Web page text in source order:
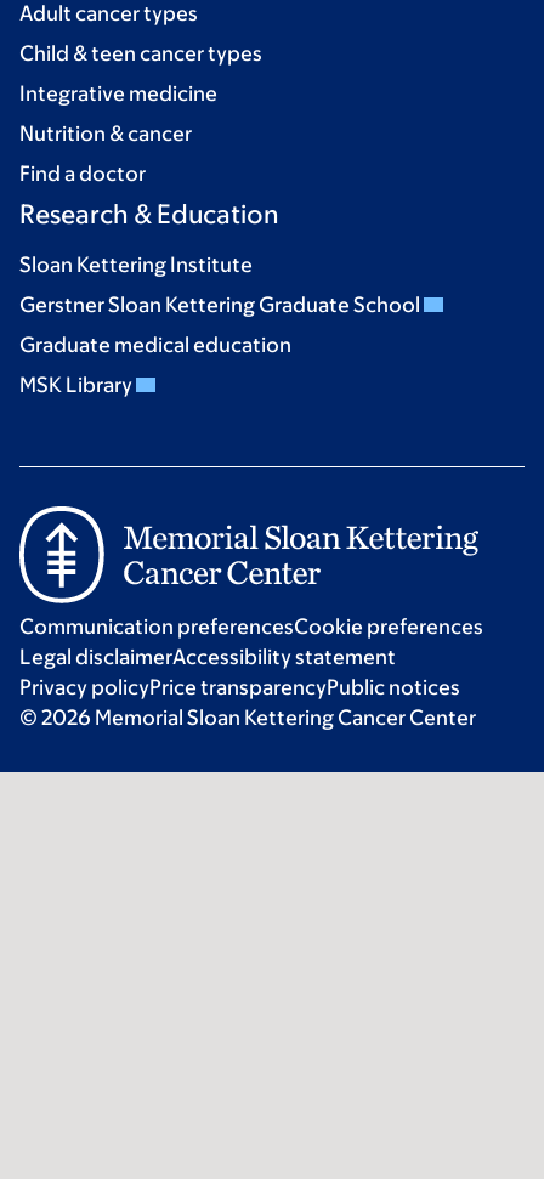
Adult cancer types
Child & teen cancer types
Integrative medicine
Nutrition & cancer
Find a doctor
Research & Education
Sloan Kettering Institute
Gerstner Sloan Kettering Graduate School
Graduate medical education
MSK Library
Communication preferencesCookie preferences
Legal disclaimerAccessibility statement
Privacy policyPrice transparencyPublic notices
© 2026 Memorial Sloan Kettering Cancer Center